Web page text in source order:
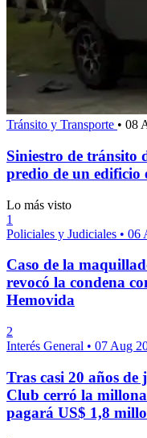
Tránsito y Transporte • 08
Siniestro de tránsito
predio de un edificio
Lo más visto
1
Policiales y Judiciales • 06
Caso de la
revocó la condena
Hemovida
2
Interés General • 07 Aug
Tras casi 20 años
Club cerró la
pagará US$ 1,8